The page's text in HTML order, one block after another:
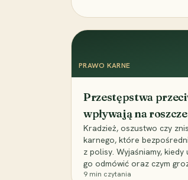
PRAWO KARNE
Przestępstwa
wpływają na
Kradzież, oszustwo czy
karnego, które
z polisy. Wyjaśniamy,
go odmówić oraz czym
9 min czytania